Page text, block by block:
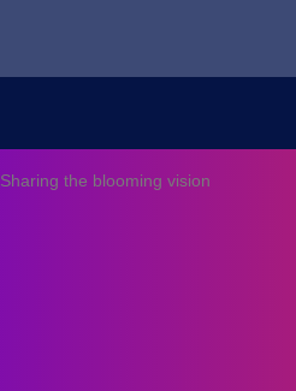
Sharing the blooming vision